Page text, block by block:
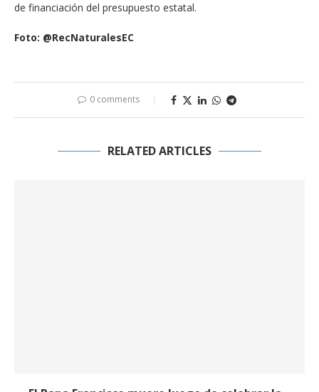
de financiación del presupuesto estatal.
Foto: @RecNaturalesEC
0 comments
RELATED ARTICLES